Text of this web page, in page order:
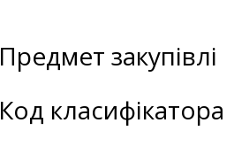
Предмет закупівлі
Код класифікатора